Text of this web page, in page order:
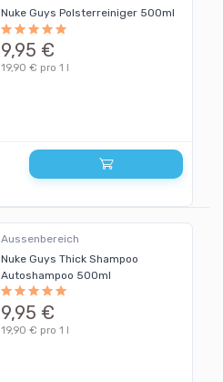
Nuke Guys Polsterreiniger 500ml
9,95 €
19,90 € pro 1 l
Aussenbereich
Nuke Guys Thick Shampoo
Autoshampoo 500ml
9,95 €
19,90 € pro 1 l